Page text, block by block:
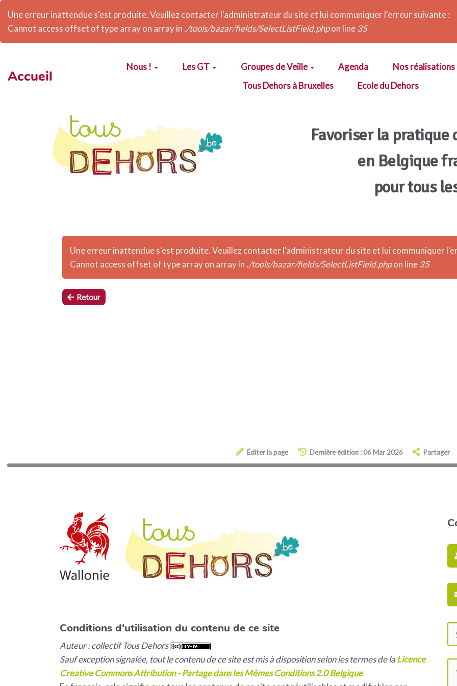
Une erreur inattendue s'est produite. Veuillez contacter l'administrateur du site et lui communiquer l'erreur suivante :
Cannot access offset of type array on array in ./tools/bazar/fields/SelectListField.phpon line35
Accueil
Nous ! Les GT Groupes de Veille Agenda Nos réalisations
Tous Dehors à Bruxelles
Ecole du Dehors
Favoriser la pratique
en Belgique
pour tous
Une erreur inattendue s'est produite. Veuillez contacter l'administrateur du site et lui communiquer
Cannot access offset of type array on array in ./tools/bazar/fields/SelectListField.phpon line35
Retour
Éditer la page Dernière édition : 06 Mar 2026 Partager
Conditions d'utilisation du contenu de ce site
Auteur : collectif Tous Dehors
Sauf exception signalée, tout le contenu de ce site est mis à disposition selon les termes de laLicence
Creative Commons Attribution - Partage dans les Mêmes Conditions 2.0 Belgique